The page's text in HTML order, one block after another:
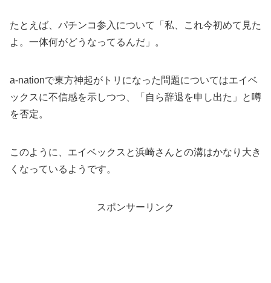
たとえば、パチンコ参入について「私、これ今初めて見た
よ。一体何がどうなってるんだ」。
a-nationで東方神起がトリになった問題についてはエイベ
ックスに不信感を示しつつ、「自ら辞退を申し出た」と噂
を否定。
このように、エイベックスと浜崎さんとの溝はかなり大き
くなっているようです。
スポンサーリンク